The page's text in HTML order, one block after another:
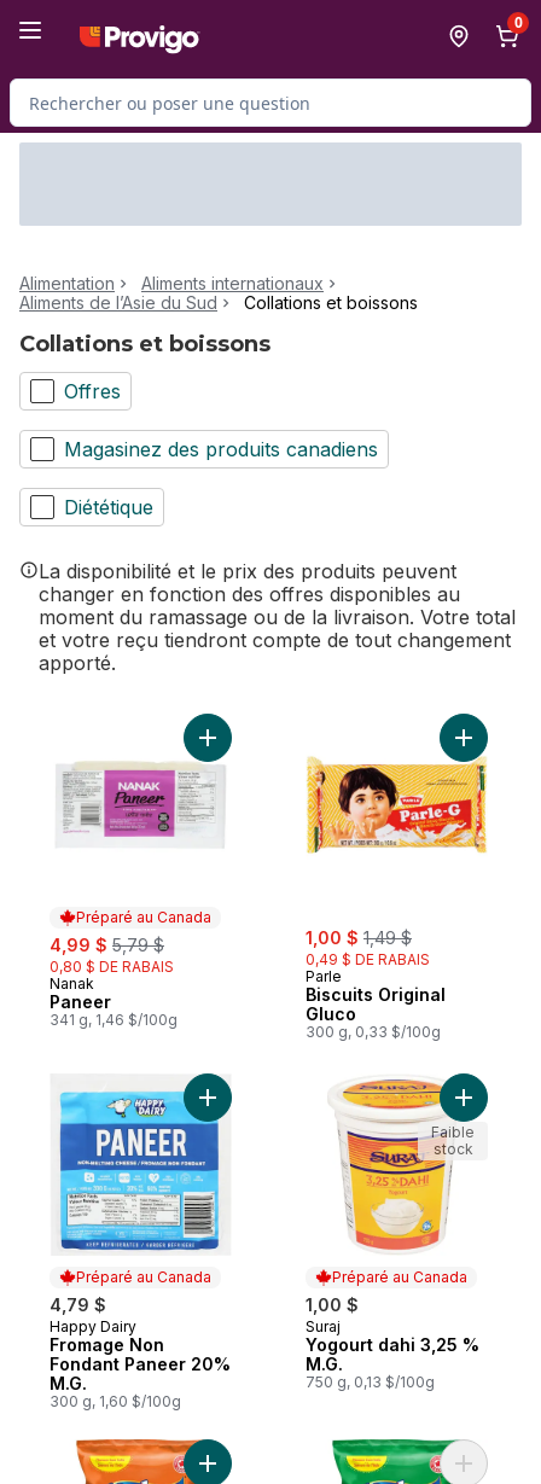
0
Rechercher des produits
Alimentation
Aliments internationaux
Aliments de l’Asie du Sud
Collations et boissons
Collations et boissons
Offres
Magasinez des produits canadiens
Diététique
La disponibilité et le prix des produits peuvent
changer en fonction des offres disponibles au
moment du ramassage ou de la livraison. Votre total
et votre reçu tiendront compte de tout changement
apporté.
Préparé au Canada
sale:
4,99 $ , formerly:
5,79 $
0,80 $ DE RABAIS
Préparé au Canada
Nanak
Paneer
341 g, 1,46 $/100g
Ajouter Paneer au panier
sale:
1,00 $ , formerly:
1,49 $
0,49 $ DE RABAIS
Parle
Biscuits Original
Gluco
300 g, 0,33 $/100g
Ajouter
Préparé au Canada
4,79 $
Préparé au Canada
Happy Dairy
Fromage Non
Fondant Paneer 20%
M.G.
300 g, 1,60 $/100g
Ajouter Fromage Non Fondant Paneer
Préparé au Canada
1,00 $
Préparé au Canada
Suraj
Yogourt dahi 3,25 %
M.G.
750 g, 0,13 $/100g
Ajouter
Faible
stock
Ajouter Grignotines aromatisées Masala
Ajouter